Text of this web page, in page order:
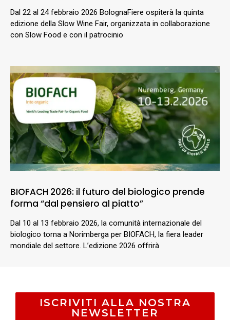
Dal 22 al 24 febbraio 2026 BolognaFiere ospiterà la quinta
edizione della Slow Wine Fair, organizzata in collaborazione
con Slow Food e con il patrocinio
BIOFACH 2026: il futuro del biologico prende
forma “dal pensiero al piatto”
Dal 10 al 13 febbraio 2026, la comunità internazionale del
biologico torna a Norimberga per BIOFACH, la fiera leader
mondiale del settore. L’edizione 2026 offrirà
ISCRIVITI ALLA NOSTRA
NEWSLETTER